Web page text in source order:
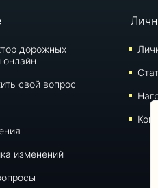
дорожных
онлайн
свой вопрос
изменений